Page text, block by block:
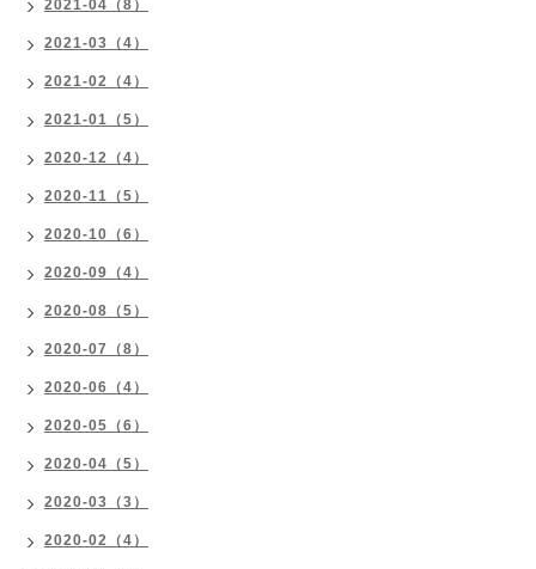
2021-04（8）
2021-03（4）
2021-02（4）
2021-01（5）
2020-12（4）
2020-11（5）
2020-10（6）
2020-09（4）
2020-08（5）
2020-07（8）
2020-06（4）
2020-05（6）
2020-04（5）
2020-03（3）
2020-02（4）